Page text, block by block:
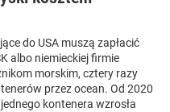
do USA muszą zapłacić
albo niemieckiej firmie
morskim, cztery razy
przez ocean. Od 2020
kontenera wzrosła